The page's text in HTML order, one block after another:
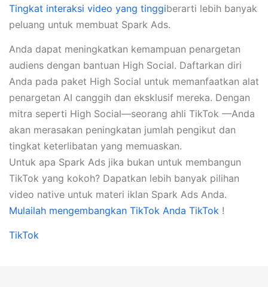
Tingkat interaksi video yang tinggiberarti lebih banyak
peluang untuk membuat Spark Ads.
Anda dapat meningkatkan kemampuan penargetan
audiens dengan bantuan High Social. Daftarkan diri
Anda pada paket High Social untuk memanfaatkan alat
penargetan AI canggih dan eksklusif mereka. Dengan
mitra seperti High Social—seorang ahli TikTok —Anda
akan merasakan peningkatan jumlah pengikut dan
tingkat keterlibatan yang memuaskan.
Untuk apa Spark Ads jika bukan untuk membangun
TikTok yang kokoh? Dapatkan lebih banyak pilihan
video native untuk materi iklan Spark Ads Anda.
Mulailah mengembangkan TikTok Anda TikTok !
TikTok